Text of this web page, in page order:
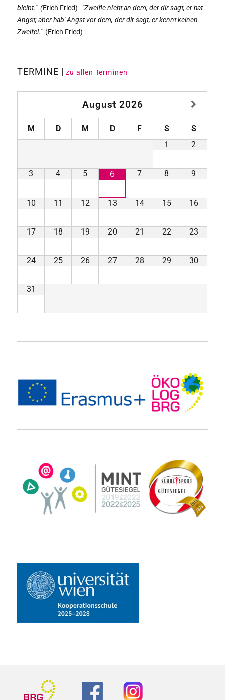
bleibt." (Erich Fried)
"Zweifle nicht an dem, der dir sagt, er hat
Angst; aber hab' Angst vor dem, der dir sagt, er kennt keinen
Zweifel."(Erich Fried)
TERMINE |zu allen Terminen
August 2026
M D M D F S
S
1
2
3 4 5 6 7 8 9
10 11 12 13 14 15 16
17 18 19 20 21 22 23
24 25 26 27 28 29 30
31